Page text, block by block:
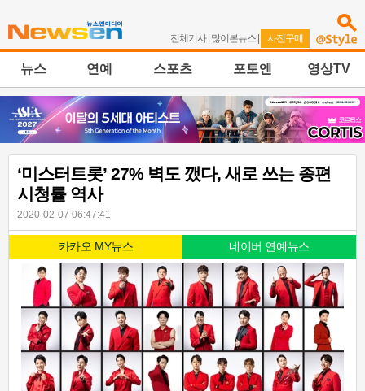
전체기사| 많이본뉴스 | 사진구매
뉴스 연예 스포츠 포토엔 영상TV
‘미스터트롯’ 27% 벽도 깼다, 새로 쓰는 종편
시청률 역사
2020-02-07 06:47:41
카카오 MY뉴스 네이버 연예뉴스